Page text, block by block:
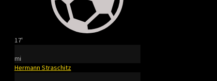
17'
mi
Hermann Straschitz